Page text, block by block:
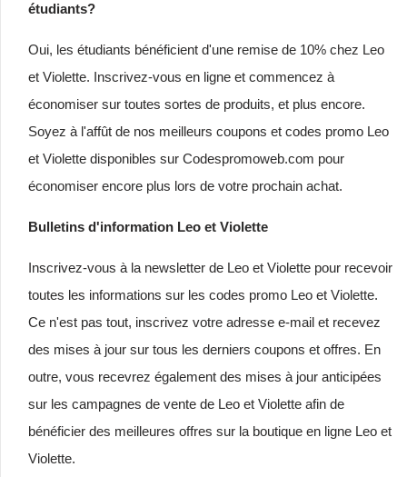
étudiants?
Oui, les étudiants bénéficient d'une remise de 10% chez Leo
et Violette. Inscrivez-vous en ligne et commencez à
économiser sur toutes sortes de produits, et plus encore.
Soyez à l'affût de nos meilleurs coupons et codes promo Leo
et Violette disponibles sur Codespromoweb.com pour
économiser encore plus lors de votre prochain achat.
Bulletins d'information Leo et Violette
Inscrivez-vous à la newsletter de Leo et Violette pour recevoir
toutes les informations sur les codes promo Leo et Violette.
Ce n'est pas tout, inscrivez votre adresse e-mail et recevez
des mises à jour sur tous les derniers coupons et offres. En
outre, vous recevrez également des mises à jour anticipées
sur les campagnes de vente de Leo et Violette afin de
bénéficier des meilleures offres sur la boutique en ligne Leo et
Violette.